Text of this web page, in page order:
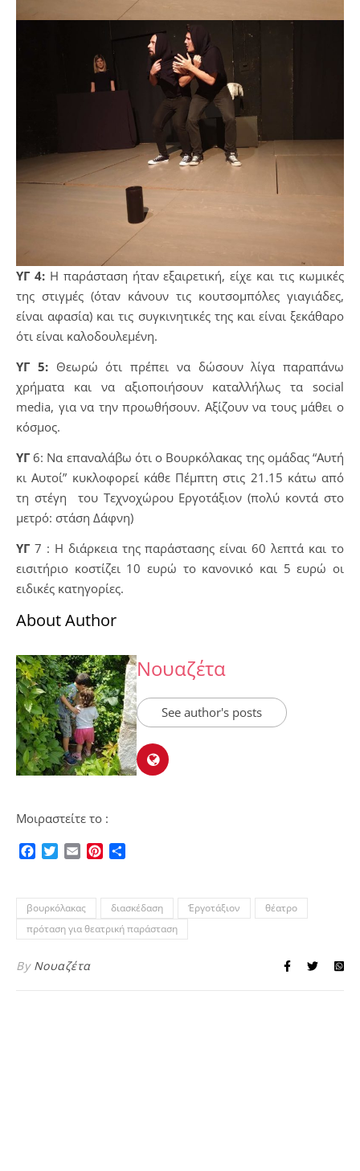
ΥΓ 4:Η παράσταση ήταν εξαιρετική, είχε και τις κωμικές
της στιγμές (όταν κάνουν τις κουτσομπόλες γιαγιάδες,
είναι αφασία) και τις συγκινητικές της και είναι ξεκάθαρο
ότι είναι καλοδουλεμένη.
ΥΓ 5:Θεωρώ ότι πρέπει να δώσουν λίγα παραπάνω
χρήματα και να αξιοποιήσουν καταλλήλως τα social
media, για να την προωθήσουν. Αξίζουν να τους μάθει ο
κόσμος.
ΥΓ 6: Να επαναλάβω ότι ο Βουρκόλακας της ομάδας “Αυτή
κι Αυτοί” κυκλοφορεί κάθε Πέμπτη στις 21.15 κάτω από
τη στέγη του Τεχνοχώρου Εργοτάξιον (πολύ κοντά στο
μετρό: στάση Δάφνη)
ΥΓ 7 : Η διάρκεια της παράστασης είναι 60 λεπτά και το
εισιτήριο κοστίζει 10 ευρώ το κανονικό και 5 ευρώ οι
ειδικές κατηγορίες.
About Author
Νουαζέτα
See author's posts
Μοιραστείτε το :
Facebook
TwitterEmailPinterest
βουρκόλακας διασκέδαση Έργοτάξιον
θέατρο
πρόταση για θεατρική παράσταση
By Νουαζέτα